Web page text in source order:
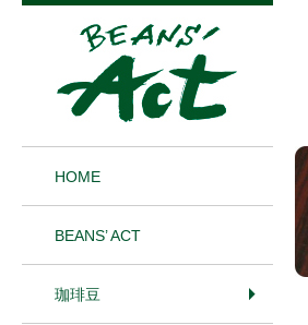
HOME
BEANS’ ACT
珈琲豆